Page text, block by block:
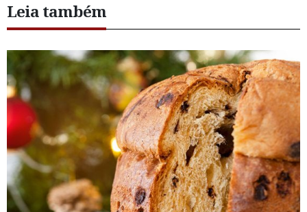
Leia também